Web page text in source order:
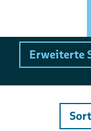
Erweiterte